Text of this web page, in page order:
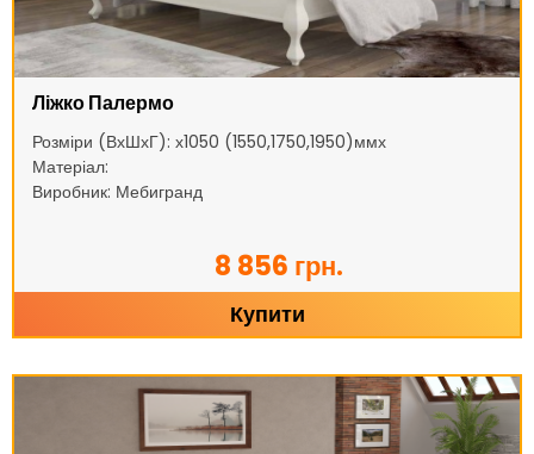
Ліжко Палермо
Розміри (ВхШхГ): х1050 (1550,1750,1950)ммх
Матеріал:
Виробник: Мебигранд
8 856 грн.
Купити